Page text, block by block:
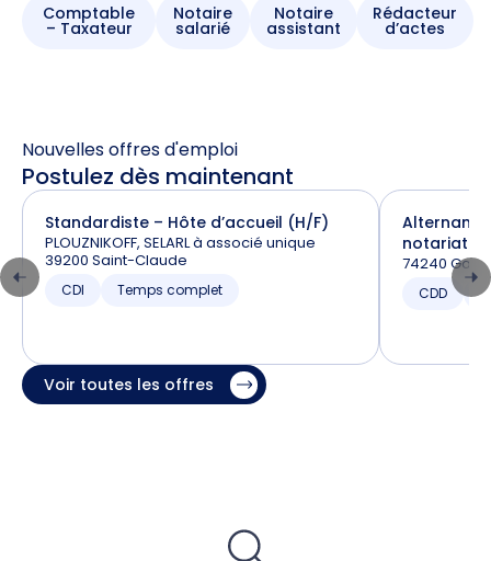
Comptable
– Taxateur
Notaire
salarié
Notaire
assistant
Rédacteur
d’actes
Nouvelles offres d'emploi
Postulez dès maintenant
Standardiste – Hôte d’accueil (H/F)
PLOUZNIKOFF, SELARL à associé unique
39200 Saint-Claude
CDI Temps complet
notariat
74240
CDD
Voir toutes les offres